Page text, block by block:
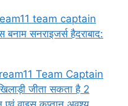
team captain
सनराइजर्स हैदराबाद:
Team Captain
जीता सकता है 2